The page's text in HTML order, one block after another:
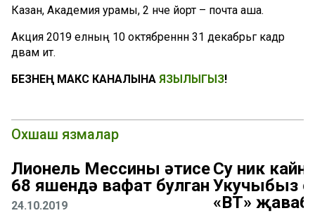
Казан, Академия урамы, 2 нче йорт – почта аша.
Акция 2019 елның 10 октябреннән 31 декабрьгә кадәр
дәвам итә.
БЕЗНЕҢ МАКС КАНАЛЫНА ЯЗЫЛЫГЫЗ!
Охшаш язмалар
Лионель Мессиның әтисе
68 яшендә вафат булган
24.10.2019
Су ник
Укучыбыз
«ВТ»